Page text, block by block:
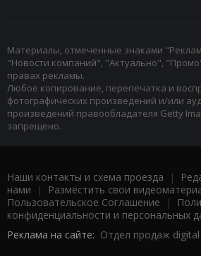
Материалы, отмеченные знаками
"Новости компаний", "Актуально",
правах рекламы.
Любое копирование, перепечатка и
фотографических произведений и/или
произведений правообладателя Getty
запрещено.
Наши контакты и схема проезда |
нами | Разместить свои
Пользовательское Соглашение |
конфиденциальности и персональных
Реклама на сайте: Отдел продаж